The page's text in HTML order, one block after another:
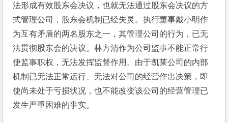
法形成有效股东会决议，也就无法通过股东会决议的方
式管理公司，股东会机制已经失灵。执行董事戴小明作
为互有矛盾的两名股东之一，其管理公司的行为，已无
法贯彻股东会的决议。林方清作为公司监事不能正常行
使监事职权，无法发挥监督作用。由于凯莱公司的内部
机制已无法正常运行、无法对公司的经营作出决策，即
使尚未处于亏损状况，也不能改变该公司的经营管理已
发生严重困难的事实。